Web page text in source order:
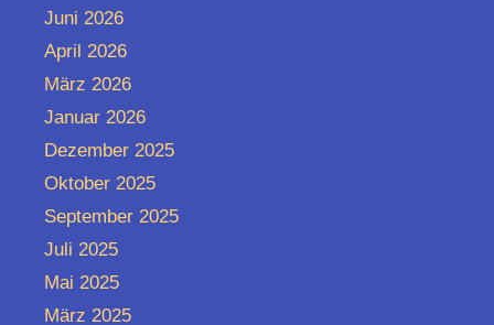
Juni 2026
April 2026
März 2026
Januar 2026
Dezember 2025
Oktober 2025
September 2025
Juli 2025
Mai 2025
März 2025